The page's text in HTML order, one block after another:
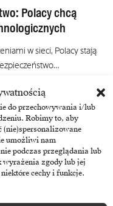
do przechowywania i/lub
Robimy to, aby
umożliwi nam
podczas przeglądania lub
zgody lub jej
cechy i funkcje.
Polacy chcą
w sieci, Polacy stają